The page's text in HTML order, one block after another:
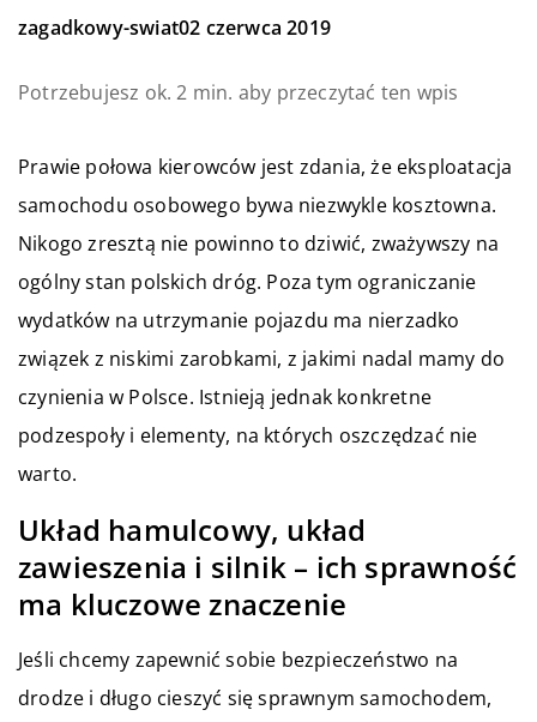
zagadkowy-swiat02 czerwca 2019
Potrzebujesz ok. 2 min. aby przeczytać ten wpis
Prawie połowa kierowców jest zdania, że eksploatacja
samochodu osobowego bywa niezwykle kosztowna.
Nikogo zresztą nie powinno to dziwić, zważywszy na
ogólny stan polskich dróg. Poza tym ograniczanie
wydatków na utrzymanie pojazdu ma nierzadko
związek z niskimi zarobkami, z jakimi nadal mamy do
czynienia w Polsce. Istnieją jednak konkretne
podzespoły i elementy, na których oszczędzać nie
warto.
Układ hamulcowy, układ
zawieszenia i silnik – ich sprawność
ma kluczowe znaczenie
Jeśli chcemy zapewnić sobie bezpieczeństwo na
drodze i długo cieszyć się sprawnym samochodem,